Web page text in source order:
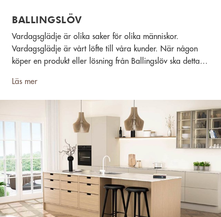
BALLINGSLÖV
Vardagsglädje är olika saker för olika människor.
Vardagsglädje är vårt löfte till våra kunder. När någon
köper en produkt eller lösning från Ballingslöv ska detta
Läs mer